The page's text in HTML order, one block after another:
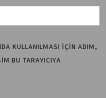
KULLANILMASI IÇIN ADIM,
BU TARAYICIYA